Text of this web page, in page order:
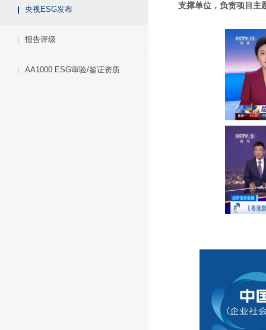
央视ESG发布
报告评级
AA1000 ESG审验/鉴证资质
支撑单位，负责项目主